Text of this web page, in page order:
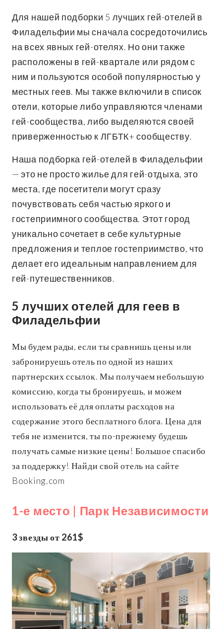
Для нашей подборки 5 лучших гей-отелей в
Филадельфии мы сначала сосредоточились
на всех явных гей-отелях. Но они также
расположены в гей-квартале или рядом с
ним и пользуются особой популярностью у
местных геев. Мы также включили в список
отели, которые либо управляются членами
гей-сообщества, либо выделяются своей
приверженностью к ЛГБТК+ сообществу.
Наша подборка гей-отелей в Филадельфии
— это не просто жилье для гей-отдыха, это
места, где посетители могут сразу
почувствовать себя частью яркого и
гостеприимного сообщества. Этот город
уникально сочетает в себе культурные
предложения и теплое гостеприимство, что
делает его идеальным направлением для
гей-путешественников.
5 лучших отелей для геев в
Филадельфии
Мы будем рады, если ты сравнишь цены или
забронируешь отель по одной из наших
партнерских ссылок. Мы получаем небольшую
комиссию, когда ты бронируешь, и можем
использовать её для оплаты расходов на
содержание этого бесплатного блога. Цена для
тебя не изменится, ты по-прежнему будешь
получать самые низкие цены! Большое спасибо
за поддержку! Найди свой отель на сайте
Booking.com
1-е место | Парк Независимости
3 звезды от 261$